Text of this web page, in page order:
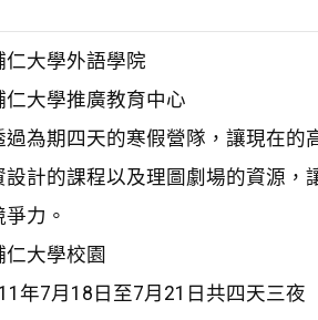
大學外語學院
大學推廣教育中心
為期四天的寒假營隊，讓現在
計的課程以及理圖劇場的資源
力。
大學校園
年7月18日至7月21日共四天三夜